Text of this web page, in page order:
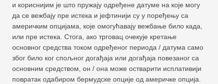
и кориснијим је што пружају одређене датуме на које могу
да се вежбају пре истека и јефтинији су у поређењу са
америчким опцијама, које омогућавају вежбање било када,
или пре истека. Стога, ако трговац очекује кретање
основног средства током одређеног периода / датума само
због било ког спољног догађаја или догађаја повезаног са
основним средством, он / она може остварити исплативији
повратак одабиром бермудске опције од америчке опција.